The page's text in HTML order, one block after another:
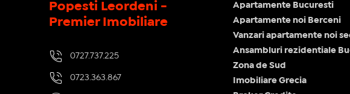
Popesti Leordeni -
Premier Imobiliare
0727.737.225
0723.363.867
Apartamente Bucuresti
Apartamente noi Berceni
Vanzari apartamente noi
Ansambluri rezidentiale
Zona de Sud
Imobiliare Grecia